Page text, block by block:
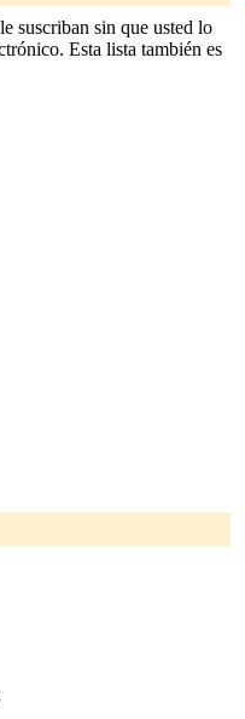
suscriban sin que usted lo
Esta lista también es